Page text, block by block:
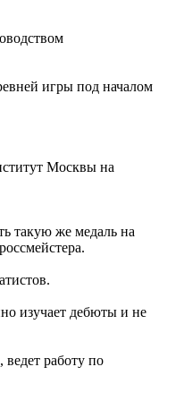
игры под началом
Москвы на
такую же медаль на
изучает дебюты и не
работу по